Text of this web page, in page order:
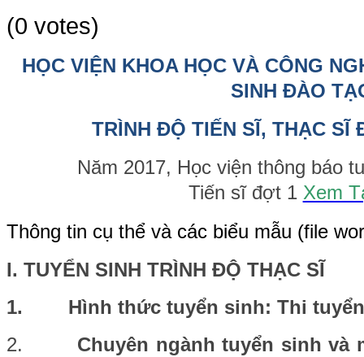
(0 votes)
HỌC VIỆN KHOA HỌC VÀ CÔNG
SINH ĐÀO
TRÌNH ĐỘ TIẾN SĨ, THẠC SĨ
Năm 2017, Học viện thông báo
Tiến sĩ đợt 1 Xem
Thông tin cụ thể và các biểu mẫu (file
I. TUYỂN SINH TRÌNH ĐỘ THẠC SĨ
1.
Hình thức tuyển sinh: Thi tuyển
2. Chuyên ngành tuyển sinh và